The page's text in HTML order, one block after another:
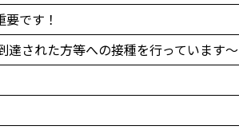
です！
された方等への接種を行っています～